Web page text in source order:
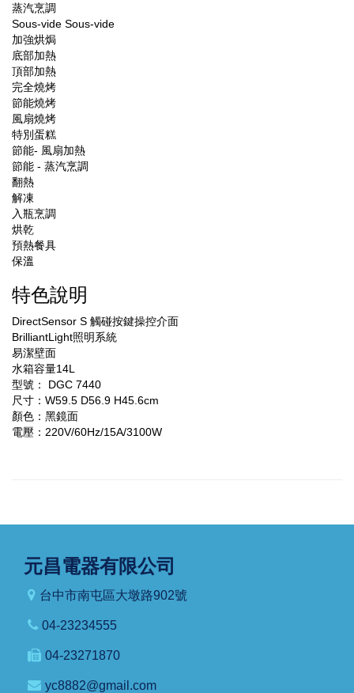
蒸汽烹調
Sous-vide Sous-vide
加強烘焗
底部加熱
頂部加熱
完全燒烤
節能燒烤
風扇燒烤
特別蛋糕
節能- 風扇加熱
節能 - 蒸汽烹調
翻熱
解凍
入瓶烹調
烘乾
預熱餐具
保溫
特色說明
DirectSensor S 觸碰按鍵操控介面
BrilliantLight照明系統
易潔壁面
水箱容量14L
型號： DGC 7440
尺寸：W59.5 D56.9 H45.6cm
顏色：黑鏡面
電壓：220V/60Hz/15A/3100W
元昌電器有限公司
台中市南屯區大墩路902號
04-23234555
04-23271870
yc8882@gmail.com